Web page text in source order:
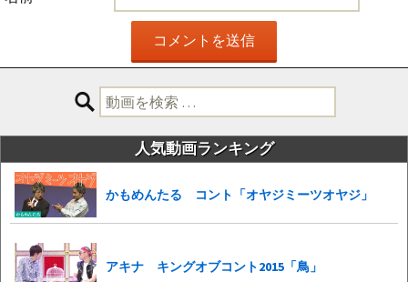
検
索:
人気動画ランキング
かもめんたる コント「オヤジミーツオヤジ」
アキナ キングオブコント2015「鳥」